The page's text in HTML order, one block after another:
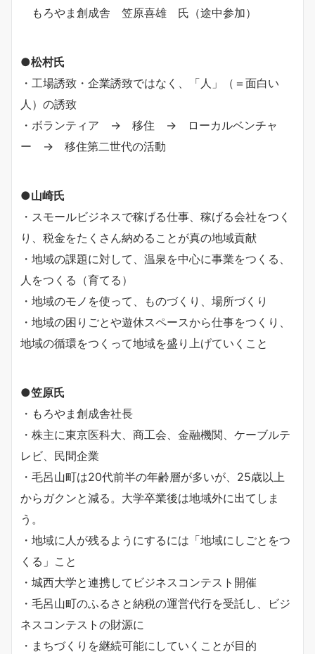
もろやま創成舎 笠原喜雄 氏（途中参加）
●松村氏
・工場誘致・企業誘致ではなく、「人」（＝面白い
人）の誘致
・ボランティア → 移住 → ローカルベンチャ
ー → 移住第二世代の活動
●山崎氏
・スモールビジネスで稼げる仕事、稼げる会社をつく
り、税金をたくさん納めることが真の地域貢献
・地域の課題に対して、温泉を中心に事業をつくる、
人をつくる（育てる）
・地域のモノを使って、ものづくり、場所づくり
・地域の困りごとや遊休スペースから仕事をつくり、
地域の循環をつくって地域を盛り上げていくこと
●笠原氏
・もろやま創成舎社長
・株主に東京医科大、商工会、金融機関、ケーブルテ
レビ、民間企業
・毛呂山町は20代前半の年齢層が多いが、25歳以上
からガクンと減る。大学卒業後は地域外に出てしま
う。
・地域に人が残るようにするには「地域にしごとをつ
くる」こと
・城西大学と連携してビジネスコンテスト開催
・毛呂山町のふるさと納税の運営代行を受託し、ビジ
ネスコンテストの財源に
・まちづくりを継続可能にしていくことが目的